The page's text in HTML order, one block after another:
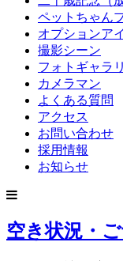
ペットちゃん
オプションア
撮影シーン
フォトギャラ
カメラマン
よくある質問
アクセス
お問い合わせ
採用情報
お知らせ
空き状況・